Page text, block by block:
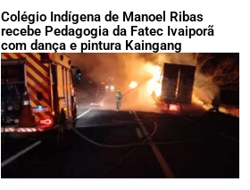
Colégio Indígena de Manoel Ribas
recebe Pedagogia da Fatec Ivaiporã
com dança e pintura Kaingang